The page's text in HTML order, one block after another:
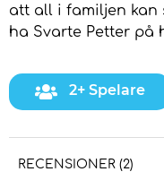
att all i familjen kan
ha Svarte Petter på
2+ Spelare
RECENSIONER (2)